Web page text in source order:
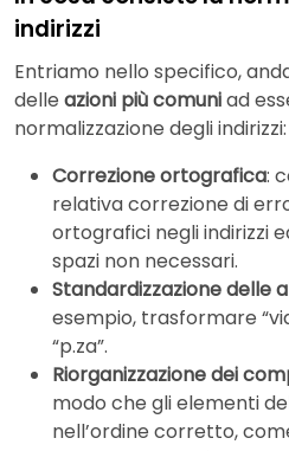
indirizzi
Entriamo nello specifico,
delle azioni più comuniad
normalizzazione degli indirizzi:
Correzione ortografica:
relativa correzione di
ortografici negli indirizzi
spazi non necessari.
Standardizzazione delle
esempio, trasformare
“p.za”.
Riorganizzazione dei
modo che gli elementi
nell’ordine corretto,